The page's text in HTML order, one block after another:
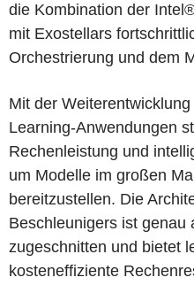
die Kombination der
mit Exostellars
Orchestrierung und dem
Mit der
Learning-Anwendungen
Rechenleistung und
um Modelle im großen
bereitzustellen. Die
Beschleunigers ist genau
zugeschnitten und bietet
kosteneffiziente